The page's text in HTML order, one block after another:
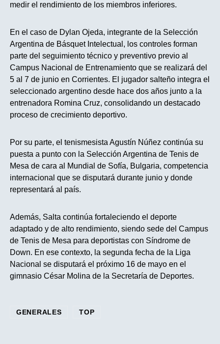
medir el rendimiento de los miembros inferiores.
En el caso de Dylan Ojeda, integrante de la Selección
Argentina de Básquet Intelectual, los controles forman
parte del seguimiento técnico y preventivo previo al
Campus Nacional de Entrenamiento que se realizará del
5 al 7 de junio en Corrientes. El jugador salteño integra el
seleccionado argentino desde hace dos años junto a la
entrenadora Romina Cruz, consolidando un destacado
proceso de crecimiento deportivo.
Por su parte, el tenismesista Agustín Núñez continúa su
puesta a punto con la Selección Argentina de Tenis de
Mesa de cara al Mundial de Sofía, Bulgaria, competencia
internacional que se disputará durante junio y donde
representará al país.
Además, Salta continúa fortaleciendo el deporte
adaptado y de alto rendimiento, siendo sede del Campus
de Tenis de Mesa para deportistas con Síndrome de
Down. En ese contexto, la segunda fecha de la Liga
Nacional se disputará el próximo 16 de mayo en el
gimnasio César Molina de la Secretaría de Deportes.
GENERALES TOP